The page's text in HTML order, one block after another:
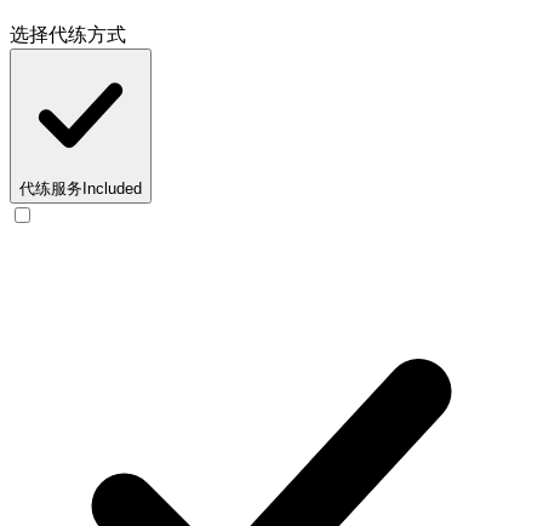
选择代练方式
代练服务 Included